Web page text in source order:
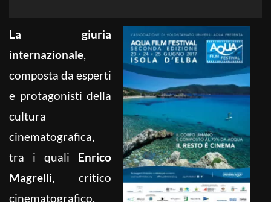
La giuria
internazionale,
composta da esperti
e protagonisti della
cultura
cinematografica,
tra i quali Enrico
Magrelli, critico
cinematografico,